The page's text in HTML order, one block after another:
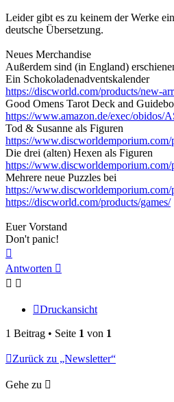
Leider gibt es zu keinem der Werke
deutsche Übersetzung.
Neues Merchandise
Außerdem sind (in England)
Ein Schokoladenadventskalender
https://discworld.com/products/new-
Good Omens Tarot Deck and
https://www.amazon.de/exec/obidos/
Tod & Susanne als Figuren
https://
Die drei (alten) Hexen als Figuren
https://
Mehrere neue Puzzles bei
https://
https://discworld.com/products/games/
Euer Vorstand
Don't panic!
oben
Antworten
Druckansicht
1 Beitrag • Seite 1 von 1
Zurück zu „Newsletter“
Gehe zu